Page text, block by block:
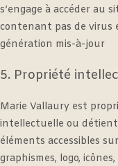
s’engage à accéder au
contenant pas de virus
génération mis-à-jour
5. Propriété
Marie Vallaury est
intellectuelle ou détient
éléments accessibles
graphismes, logo, icônes,